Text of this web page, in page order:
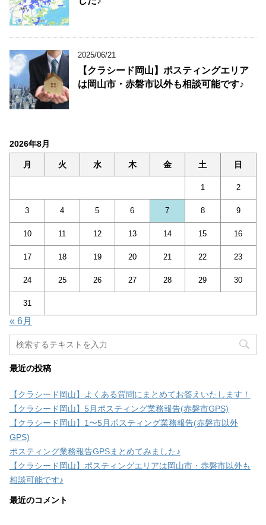
2025/06/21
【クラシード岡山】ポスティングエリア
は岡山市・赤磐市以外も相談可能です♪
2026年8月
月 火 水 木 金 土 日
1 2
3 4 5 6 7 8 9
10 11 12 13 14 15 16
17 18 19 20 21 22 23
24 25 26 27 28 29 30
31
« 6月
最近の投稿
【クラシード岡山】よくある質問にまとめてお答えいたします！
【クラシード岡山】5月ポスティング業務報告(赤磐市GPS)
【クラシード岡山】1〜5月ポスティング業務報告(赤磐市以外
GPS)
ポスティング業務報告GPSまとめてみました♪
【クラシード岡山】ポスティングエリアは岡山市・赤磐市以外も
相談可能です♪
最近のコメント